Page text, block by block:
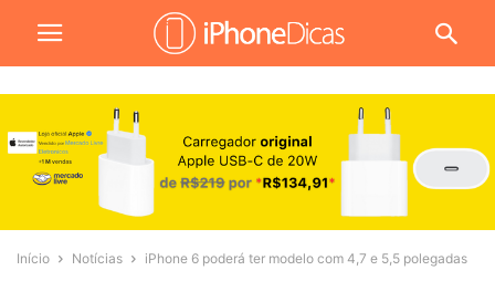
Início Notícias iPhone 6 poderá ter modelo com 4,7 e 5,5 polegadas